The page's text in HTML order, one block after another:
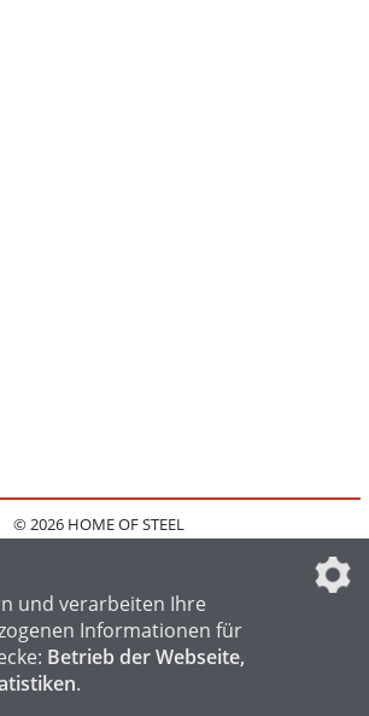
© 2026 HOME OF STEEL
IMPRESSUM
DATENSCHUTZEINSTELLUNGEN
und verarbeiten Ihre
Informationen für
Betrieb der Webseite,
.